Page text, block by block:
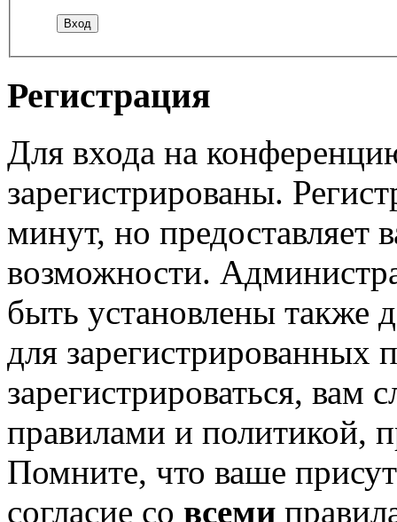
Регистрация
Для входа на
зарегистрированы.
минут, но предоставляет
возможности.
быть установлены также
для зарегистрированных
зарегистрироваться, вам
правилами и политикой,
Помните, что ваше
согласие со всеми